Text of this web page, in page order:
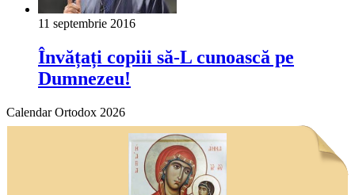
11 septembrie 2016
Învățați copiii să-L cunoască pe
Dumnezeu!
Calendar Ortodox 2026